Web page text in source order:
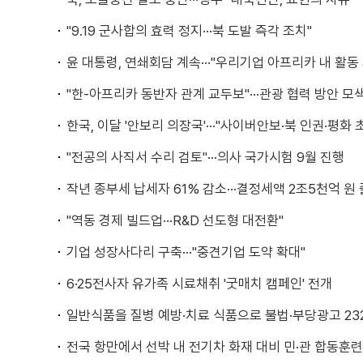
"9.19 군사합의 효력 정지···북 도발 즉각 조치"
윤 대통령, 연쇄회담 계속···"우리기업 아프리카 내 활동
"한-아프리카 동반자 관계 교두보"···관광 협력 방안 모
한국, 이달 '안보리 의장국'···"사이버안보·북 인권·평화
"전공의 사직서 수리 검토"···의사 국가시험 9월 진행
작년 종부세 납세자 61% 감소···결정세액 2조5천억 원
"역동 경제 빌드업···R&D 선도형 대전환"
기업 성장사다리 구축···"중견기업 도약 확대"
6·25전사자 유가족 시료채취 '굿매치 캠페인' 전개
일반식품을 질병 예방·치료 식품으로 불법·부당광고
전국 항만에서 선박 내 전기차 화재 대비 민·관 합동훈